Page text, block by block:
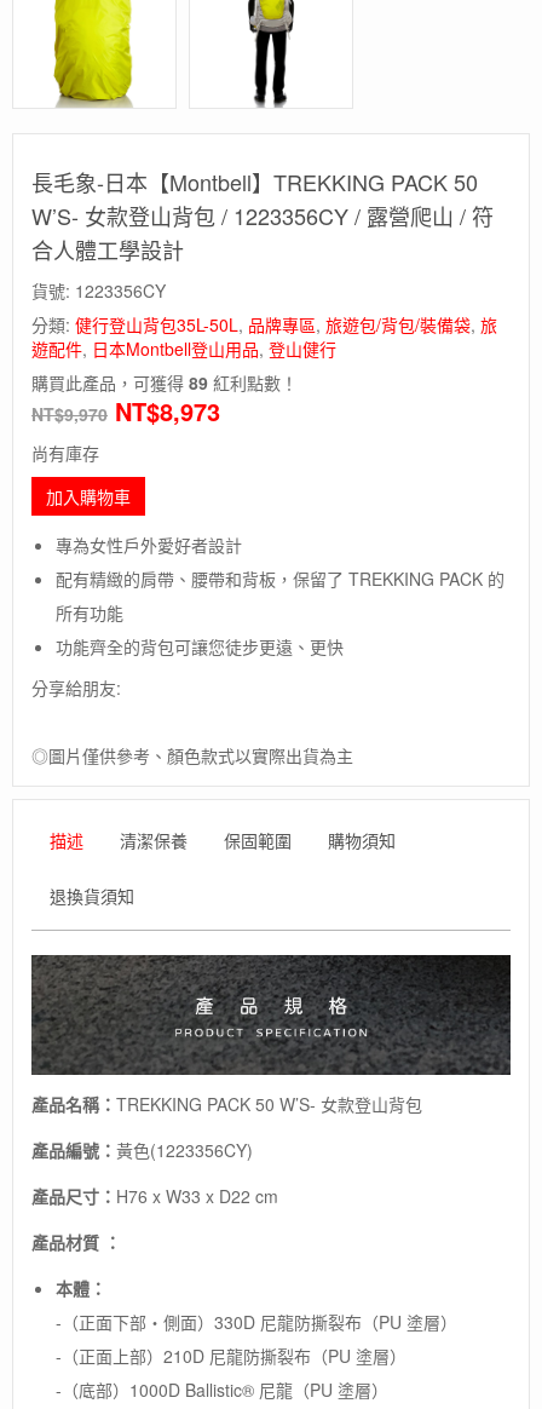
長毛象-日本【Montbell】TREKKING PACK 50
W’S- 女款登山背包 / 1223356CY / 露營爬山 / 符
合人體工學設計
貨號: 1223356CY
分類: 健行登山背包35L-50L, 品牌專區, 旅遊包/背包/裝備袋, 旅
遊配件, 日本Montbell登山用品, 登山健行
購買此產品，可獲得 89 紅利點數！
NT$9,970 NT$8,973
尚有庫存
加入購物車
專為女性戶外愛好者設計
配有精緻的肩帶、腰帶和背板，保留了 TREKKING PACK 的
所有功能
功能齊全的背包可讓您徒步更遠、更快
分享給朋友:
◎圖片僅供參考、顏色款式以實際出貨為主
描述 清潔保養 保固範圍 購物須知
退換貨須知
產品名稱： TREKKING PACK 50 W’S- 女款登山背包
產品編號： 黃色(1223356CY)
產品尺寸： H76 x W33 x D22 cm
產品材質 ：
本體：
-（正面下部・側面）330D 尼龍防撕裂布（PU 塗層）
-（正面上部）210D 尼龍防撕裂布（PU 塗層）
-（底部）1000D Ballistic® 尼龍（PU 塗層）